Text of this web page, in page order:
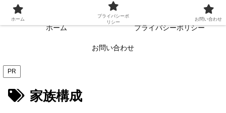
常に読者目線・読者ファーストを目指す!!
ホーム プライバシーポリシー
お問い合わせ
PR
家族構成
ホーム
プライバシーポ
リシー
お問い合わせ